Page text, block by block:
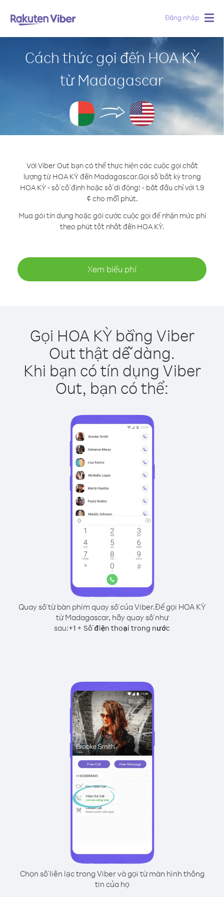
Đăng nhập
Cách thức gọi đến HOA KỲ
từ Madagascar
Với Viber Out bạn có thể thực hiện các cuộc gọi chất
lượng từ HOA KỲ đến Madagascar.Gọi số bất kỳ trong
HOA KỲ - số cố định hoặc số di động! - bắt đầu chỉ với 1.9
¢ cho mỗi phút.
Mua gói tín dụng hoặc gói cước cuộc gọi để nhận mức phí
theo phút tốt nhất đến HOA KỲ.
Xem biểu phí
Gọi HOA KỲ bằng Viber
Out thật dễ dàng.
Khi bạn có tín dụng Viber
Out, bạn có thể:
Quay số từ bàn phím quay số của Viber.Để gọi HOA KỲ
từ Madagascar, hãy quay số như
sau:+1 + Số điện thoại trong nước
Chọn số liên lạc trong Viber và gọi từ màn hình thông
tin của họ